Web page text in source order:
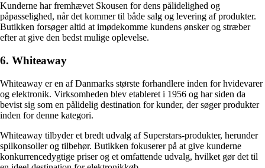
Kunderne har fremhævet Skousen for dens pålidelighed og
påpasselighed, når det kommer til både salg og levering af produkter.
Butikken forsøger altid at imødekomme kundens ønsker og stræber
efter at give den bedst mulige oplevelse.
6. Whiteaway
Whiteaway er en af Danmarks største forhandlere inden for hvidevarer
og elektronik. Virksomheden blev etableret i 1956 og har siden da
bevist sig som en pålidelig destination for kunder, der søger produkter
inden for denne kategori.
Whiteaway tilbyder et bredt udvalg af Superstars-produkter, herunder
spilkonsoller og tilbehør. Butikken fokuserer på at give kunderne
konkurrencedygtige priser og et omfattende udvalg, hvilket gør det til